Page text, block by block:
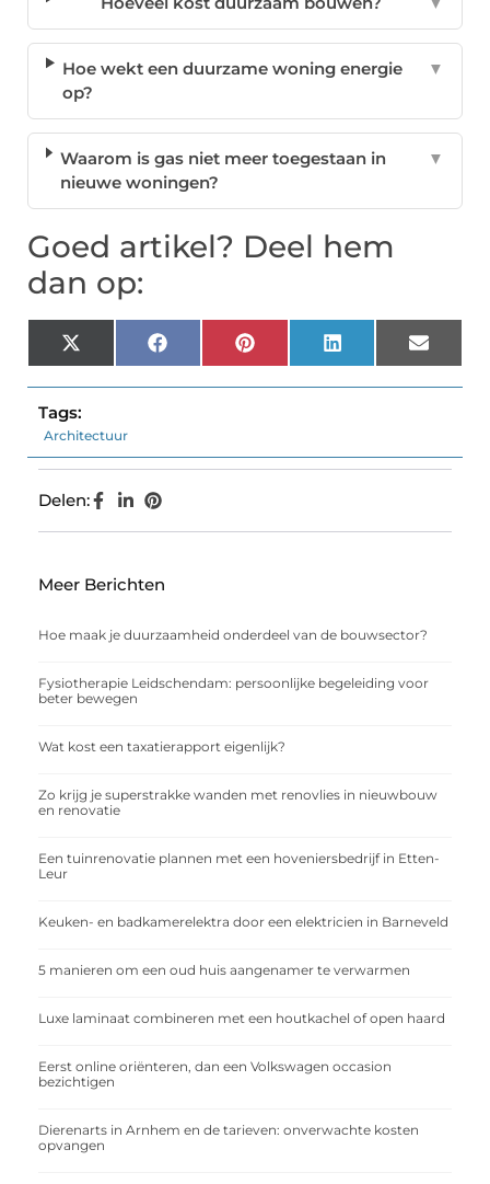
Hoe wekt een duurzame woning energie
op?
▼
Waarom is gas niet meer toegestaan in
nieuwe woningen?
▼
Goed artikel? Deel hem
dan op:
X
(Twitter)
FacebookPinterest LinkedIn Email
Tags:
Architectuur
Delen:
Meer Berichten
Hoe maak je duurzaamheid onderdeel van de bouwsector?
Fysiotherapie Leidschendam: persoonlijke begeleiding voor
beter bewegen
Wat kost een taxatierapport eigenlijk?
Zo krijg je superstrakke wanden met renovlies in nieuwbouw
en renovatie
Een tuinrenovatie plannen met een hoveniersbedrijf in Etten-
Leur
Keuken- en badkamerelektra door een elektricien in Barneveld
5 manieren om een oud huis aangenamer te verwarmen
Luxe laminaat combineren met een houtkachel of open haard
Eerst online oriënteren, dan een Volkswagen occasion
bezichtigen
Dierenarts in Arnhem en de tarieven: onverwachte kosten
opvangen